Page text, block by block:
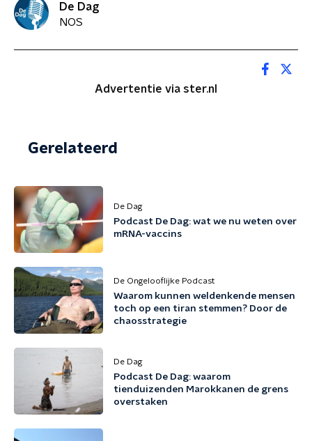
De Dag
NOS
Advertentie via ster.nl
Gerelateerd
De Dag
Podcast De Dag: wat we nu weten over
mRNA-vaccins
De Ongelooflijke Podcast
Waarom kunnen weldenkende mensen
toch op een tiran stemmen? Door de
chaosstrategie
De Dag
Podcast De Dag: waarom
tienduizenden Marokkanen de grens
overstaken